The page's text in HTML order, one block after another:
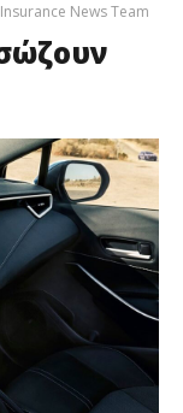
News Team